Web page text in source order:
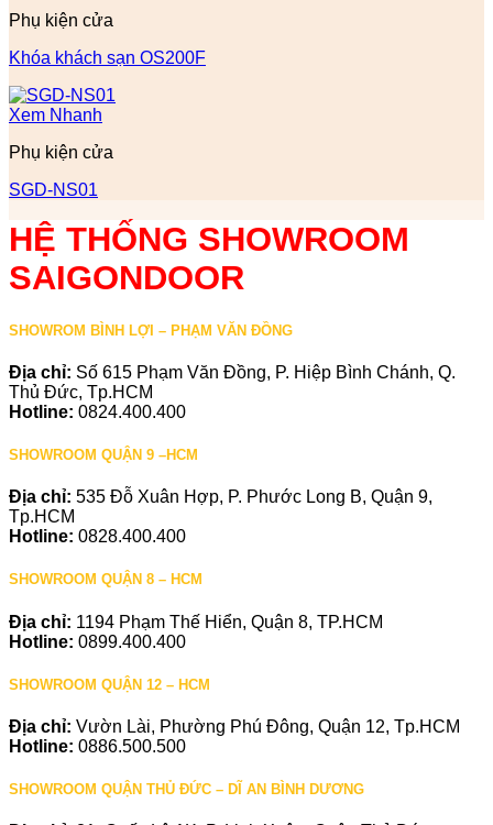
Phụ kiện cửa
Khóa khách sạn OS200F
Xem Nhanh
Phụ kiện cửa
SGD-NS01
HỆ THỐNG SHOWROOM
SAIGONDOOR
SHOWROM BÌNH LỢI – PHẠM VĂN ĐỒNG
Địa chỉ: Số 615 Phạm Văn Đồng, P. Hiệp Bình Chánh, Q.
Thủ Đức, Tp.HCM
Hotline: 0824.400.400
SHOWROOM QUẬN 9 –HCM
Địa chỉ: 535 Đỗ Xuân Hợp, P. Phước Long B, Quận 9,
Tp.HCM
Hotline: 0828.400.400
SHOWROOM QUẬN 8 – HCM
Địa chỉ: 1194 Phạm Thế Hiển, Quận 8, TP.HCM
Hotline: 0899.400.400
SHOWROOM QUẬN 12 – HCM
Địa chỉ: Vườn Lài, Phường Phú Đông, Quận 12, Tp.HCM
Hotline: 0886.500.500
SHOWROOM QUẬN THỦ ĐỨC – DĨ AN BÌNH DƯƠNG